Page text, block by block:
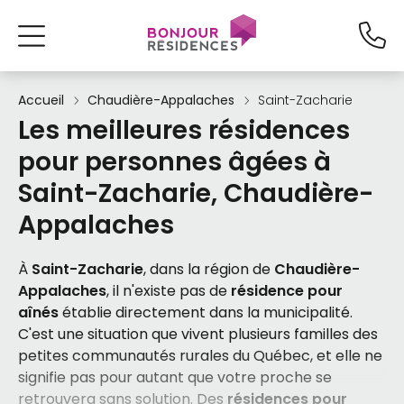
Accueil Chaudière-Appalaches Saint-Zacharie
Les meilleures résidences
pour personnes âgées à
Saint-Zacharie, Chaudière-
Appalaches
À Saint-Zacharie, dans la région de Chaudière-
Appalaches, il n'existe pas de résidence pour
aînésétablie directement dans la municipalité.
C'est une situation que vivent plusieurs familles des
petites communautés rurales du Québec, et elle ne
signifie pas pour autant que votre proche se
retrouvera sans solution. Des résidences pour